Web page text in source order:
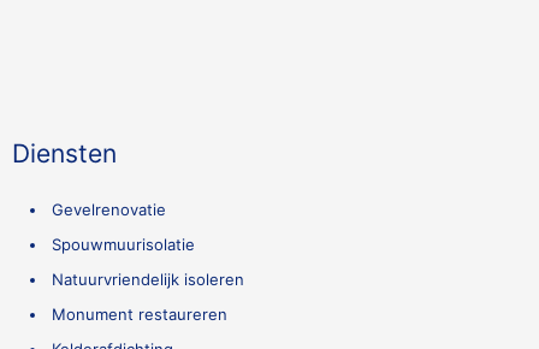
Diensten
Gevelrenovatie
Spouwmuurisolatie
Natuurvriendelijk isoleren
Monument restaureren